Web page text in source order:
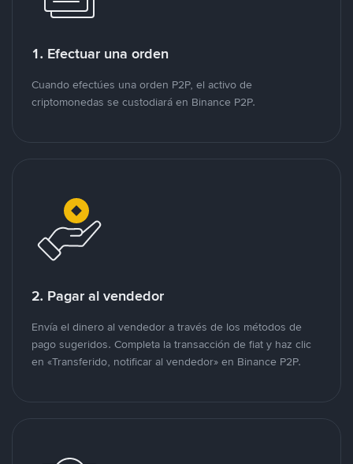
1. Efectuar una orden
Cuando efectúes una orden P2P, el activo de
criptomonedas se custodiará en Binance P2P.
2. Pagar al vendedor
Envía el dinero al vendedor a través de los métodos de
pago sugeridos. Completa la transacción de fiat y haz clic
en «Transferido, notificar al vendedor» en Binance P2P.